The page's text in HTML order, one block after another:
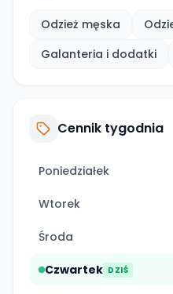
Odzież męska
Galanteria i dodatki
Cennik tygodnia
Poniedziałek
Wtorek
Środa
Czwartek DZIŚ